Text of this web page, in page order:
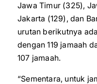
Jawa Timur (325),
Jakarta (129), dan
urutan berikutnya
dengan 119 jamaah
107 jamaah.
“Sementara, untuk